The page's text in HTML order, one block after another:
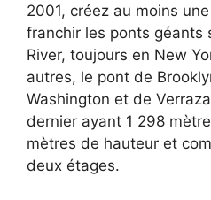
2001, créez au moins
franchir les ponts géants
River, toujours en New
autres, le pont de
Washington et de
dernier ayant 1 298
mètres de hauteur et
deux étages.